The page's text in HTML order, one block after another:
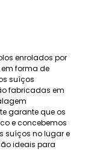
enrolados por
forma de
suíços
fabricadas em
garante que os
e concebemos
suíços no lugar e
ideais para